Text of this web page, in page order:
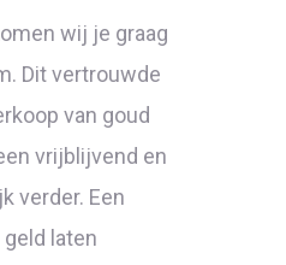
wij je graag
Dit vertrouwde
van goud
vrijblijvend en
verder. Een
laten